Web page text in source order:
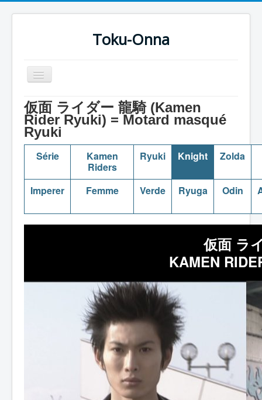
Toku-Onna
Basculer
la
Accueil
Toku-Actrices
Toku-Critiques
Séries
Films
Dessins
仮面 ライダー 龍騎 (Kamen
Rider Ryuki) = Motard masqué
Ryuki
Série
Kamen
Riders
Ryuki Knight Zolda
Imperer Femme Verde Ryuga Odin
仮面 ラ
KAMEN